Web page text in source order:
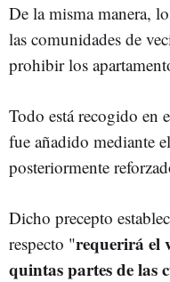
De la misma manera,
las comunidades de
prohibir los
Todo está recogido en
fue añadido mediante el
posteriormente
Dicho precepto
respecto "requerirá el
quintas partes de las